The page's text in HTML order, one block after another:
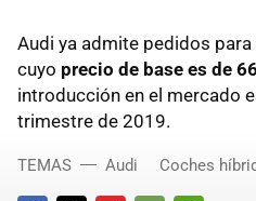
Audi ya admite pedidos
cuyo precio de base es de
introducción en el mercado
trimestre de 2019.
TEMAS Audi Coches